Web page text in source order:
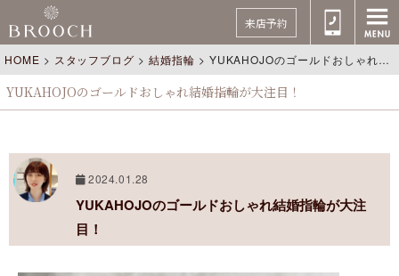
来店予約
HOME > スタッフブログ >結婚指輪 > YUKAHOJOのゴールドおしゃれ結婚指輪が大注目！
YUKAHOJOのゴールドおしゃれ結婚指輪が大注目！
2024.01.28
YUKAHOJOのゴールドおしゃれ結婚指輪が大注
目！